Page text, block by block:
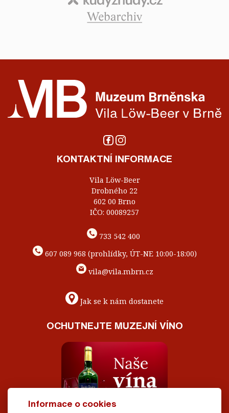
KONTAKTNÍ INFORMACE
Vila Löw-Beer
Drobného 22
602 00 Brno
IČO: 00089257
733 542 400
607 089 968 (prohlídky, ÚT-NE 10:00-18:00)
vila@vila.mbrn.cz
Jak se k nám dostanete
OCHUTNEJTE MUZEJNÍ VÍNO
Informace o cookies